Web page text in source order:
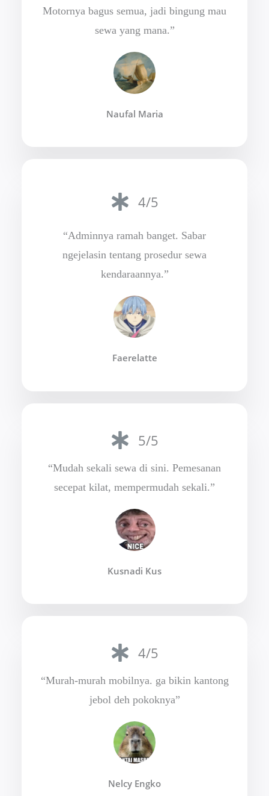
Motornya bagus semua, jadi bingung mau
sewa yang mana.”
Naufal Maria
4/5
“Adminnya ramah banget. Sabar
ngejelasin tentang prosedur sewa
kendaraannya.”
Faerelatte
5/5
“Mudah sekali sewa di sini. Pemesanan
secepat kilat, mempermudah sekali.”
Kusnadi Kus
4/5
“Murah-murah mobilnya. ga bikin kantong
jebol deh pokoknya”
Nelcy Engko